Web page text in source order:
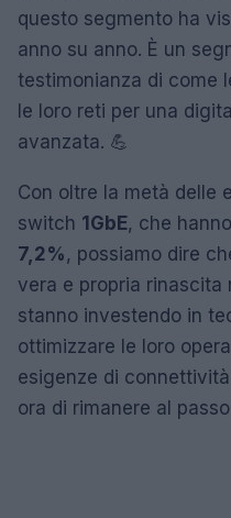
questo segmento ha
anno su anno. È un
testimonianza di come
le loro reti per una
avanzata. 💪
Con oltre la metà delle
switch 1GbE, che
7,2%, possiamo dire
vera e propria rinascita
stanno investendo in
ottimizzare le loro
esigenze di connettività
ora di rimanere al